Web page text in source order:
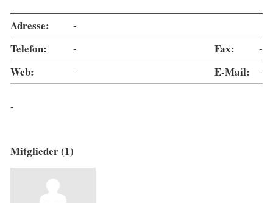
Adresse: -
Telefon: - Fax: -
Web: - E-Mail: -
-
Mitglieder (1)